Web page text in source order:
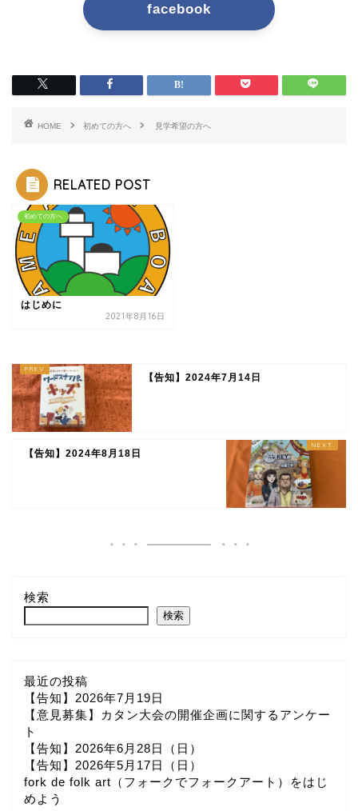
facebook
HOME 初めての方へ 見学希望の方へ
RELATED POST
初めての方へ
はじめに
2021年8月16日
【告知】2024年7月14日
【告知】2024年8月18日
検索
検索
最近の投稿
【告知】2026年7月19日
【意見募集】カタン大会の開催企画に関するアンケー
ト
【告知】2026年6月28日（日）
【告知】2026年5月17日（日）
fork de folk art（フォークでフォークアート）をはじ
めよう
初めての方へ